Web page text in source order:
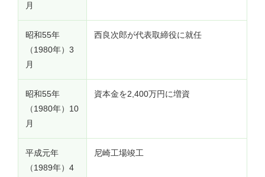
月
昭和55年
（1980年）3
月
西良次郎が代表取締役に就任
昭和55年
（1980年）10
月
資本金を2,400万円に増資
平成元年
（1989年）4
尼崎工場竣工